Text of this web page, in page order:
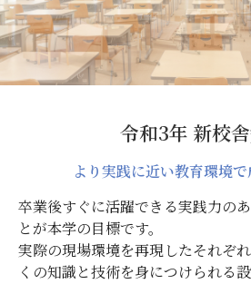
2022.05.30
令和5年度募集要項を公開しました。
が必要な方は当ホームページの資料
本校のボランティアグループ『
市学生まちづくり活動の一環として
を作成し、本校のYouTubeチャンネ
た。
2021.12.02
今看学費サポート制度が創設されま
令和3年 新校
より実践に近い教育環境で
卒業後すぐに活躍できる実践力の
とが本学の目標です。
実際の現場環境を再現したそれぞ
くの知識と技術を身につけられる